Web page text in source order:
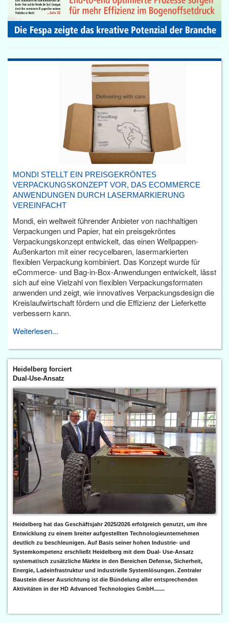
MONDI STELLT EIN PREISGEKRÖNTES
VERPACKUNGSKONZEPT VOR, DAS ECOMMERCE
ANWENDUNGEN DURCH LASERMARKIERUNG
VEREINFACHT
Mondi, ein weltweit führender Anbieter von nachhaltigen
Verpackungen und Papier, hat ein preisgekröntes
Verpackungskonzept entwickelt, das einen Wellpappen-
Außenkarton mit einer recycelbaren, lasermarkierten
flexiblen Verpackung kombiniert. Das Konzept wurde für
eCommerce- und Bag-in-Box-Anwendungen entwickelt, lässt
sich auf eine Vielzahl von flexiblen Verpackungsformaten
anwenden und zeigt, wie innovatives Verpackungsdesign die
Kreislaufwirtschaft fördern und die Effizienz der Lieferkette
verbessern kann.
Weiterlesen...
Heidelberg forciert
Dual-Use-Ansatz
Heidelberg hat das Geschäftsjahr 2025/2026 erfolgreich genutzt, um ihre
Entwicklung zu einem breiter aufgestellten Technologieunternehmen
deutlich zu beschleunigen. Auf Basis seiner hohen Industrie- und
Systemkompetenz erschließt Heidelberg mit dem Dual- Use-Ansatz
systematisch zusätzliche Märkte in den Bereichen Defense, Sicherheit,
Energie, Ladeinfrastruktur und industrielle Systemlösungen. Zentraler
Baustein dieser Ausrichtung ist die Bündelung aller entsprechenden
Aktivitäten in der HD Advanced Technologies GmbH.......